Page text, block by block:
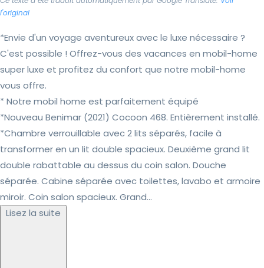
l'original
*Envie d'un voyage aventureux avec le luxe nécessaire ?
C'est possible ! Offrez-vous des vacances en mobil-home
super luxe et profitez du confort que notre mobil-home
vous offre.
* Notre mobil home est parfaitement équipé
*Nouveau Benimar (2021) Cocoon 468. Entièrement installé.
*Chambre verrouillable avec 2 lits séparés, facile à
transformer en un lit double spacieux. Deuxième grand lit
double rabattable au dessus du coin salon. Douche
séparée. Cabine séparée avec toilettes, lavabo et armoire
miroir. Coin salon spacieux. Grand...
Lisez la suite